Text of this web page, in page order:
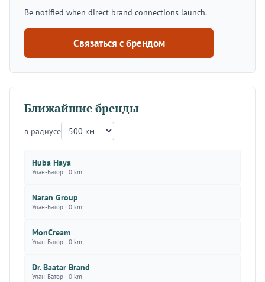
Be notified when direct brand connections launch.
Связаться с брендом
Ближайшие бренды
в радиусе
Huba Haya
Улан-Батор · 0 km
Naran Group
Улан-Батор · 0 km
MonCream
Улан-Батор · 0 km
Dr. Baatar Brand
Улан-Батор · 0 km